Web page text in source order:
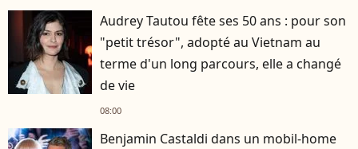
Audrey Tautou fête ses 50 ans : pour son
"petit trésor", adopté au Vietnam au
terme d'un long parcours, elle a changé
de vie
08:00
Benjamin Castaldi dans un mobil-home